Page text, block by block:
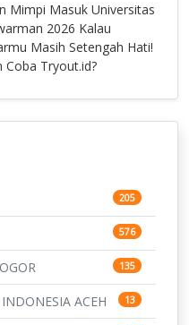
Mimpi Masuk Universitas
2026 Kalau
Masih Setengah Hati!
Coba Tryout.id?
205
576
135
ACEH 13